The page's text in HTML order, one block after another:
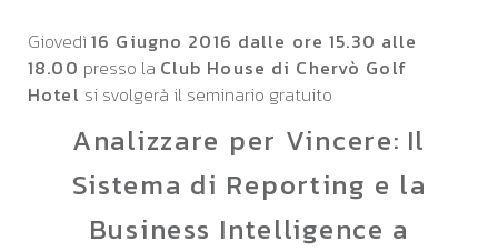
Giovedì 16 Giugno 2016 dalle ore 15.30 alle
18.00 presso la Club House di Chervò Golf
Hotel si svolgerà il seminario gratuito
Analizzare per Vincere: Il
Sistema di Reporting e la
Business Intelligence a